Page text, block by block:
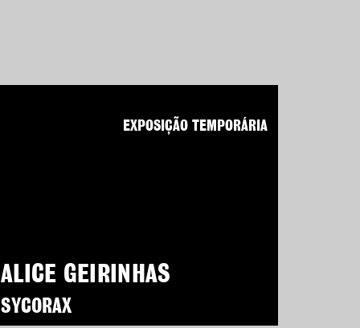
ALICE GEIRINHAS
SYCORAX
EXPOSIÇÃO TEMPORÁRIA